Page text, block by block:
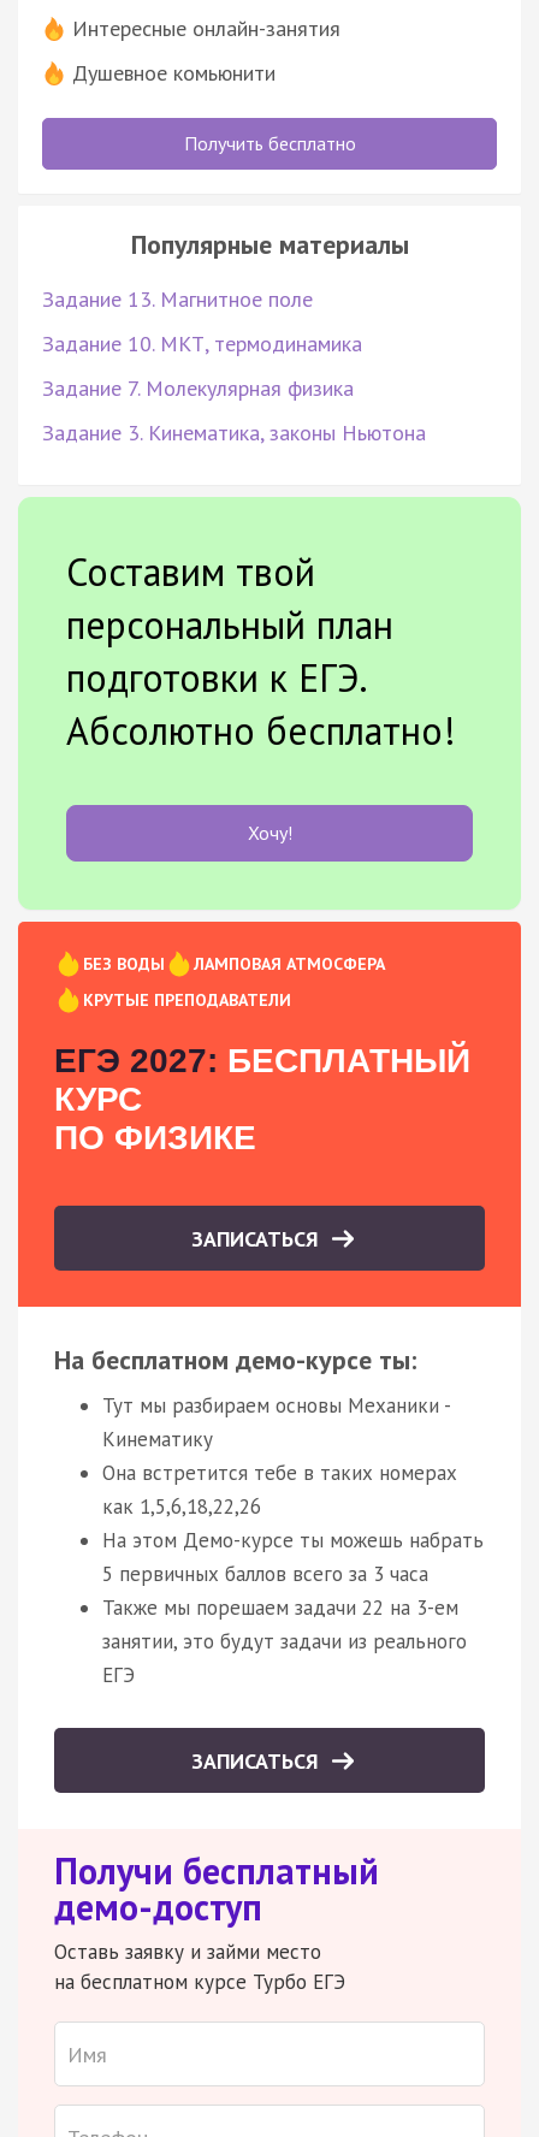
Интересные онлайн-занятия
Душевное комьюнити
Получить бесплатно
Популярные материалы
Задание 13. Магнитное поле
Задание 10. МКТ, термодинамика
Задание 7. Молекулярная физика
Задание 3. Кинематика, законы Ньютона
Составим твой
персональный план
подготовки к ЕГЭ.
Абсолютно бесплатно!
Хочу!
БЕЗ ВОДЫ
ЛАМПОВАЯ АТМОСФЕРА
КРУТЫЕ ПРЕПОДАВАТЕЛИ
ЕГЭ 2027: БЕСПЛАТНЫЙ
КУРС
ПО ФИЗИКЕ
ЗАПИСАТЬСЯ
На бесплатном демо-курсе ты:
Тут мы разбираем основы Механики -
Кинематику
Она встретится тебе в таких номерах
как 1,5,6,18,22,26
На этом Демо-курсе ты можешь набрать
5 первичных баллов всего за 3 часа
Также мы порешаем задачи 22 на 3-ем
занятии, это будут задачи из реального
ЕГЭ
ЗАПИСАТЬСЯ
Получи бесплатный
демо-доступ
Оставь заявку и займи место
на бесплатном курсе Турбо ЕГЭ